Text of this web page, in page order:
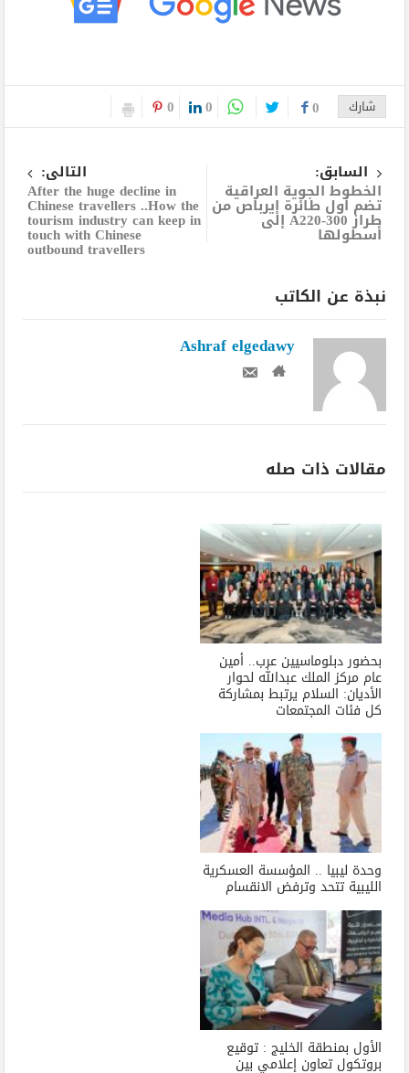
شارك 0
0
0
السابق:
الخطوط الجوية العراقية
تضم أول طائرة إيرباص من
طراز A220-300 إلى
أسطولها
التالى:
After the huge decline in
Chinese travellers ..How the
tourism industry can keep in
touch with Chinese
outbound travellers
نبذة عن الكاتب
Ashraf elgedawy
مقالات ذات صله
بحضور دبلوماسيين عرب.. أمين
عام مركز الملك عبدالله لحوار
الأديان: السلام يرتبط بمشاركة
كل فئات المجتمعات
وحدة ليبيا .. المؤسسة العسكرية
الليبية تتحد وترفض الانقسام
الأول بمنطقة الخليج : توقيع
بروتكول تعاون إعلامي بين